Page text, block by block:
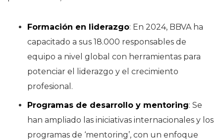
Formación en liderazgo: En 2024, BBVA ha
capacitado a sus 18.000 responsables de
equipo a nivel global con herramientas para
potenciar el liderazgo y el crecimiento
profesional.
Programas de desarrollo y mentoring: Se
han ampliado las iniciativas internacionales y los
programas de ‘mentoring’, con un enfoque